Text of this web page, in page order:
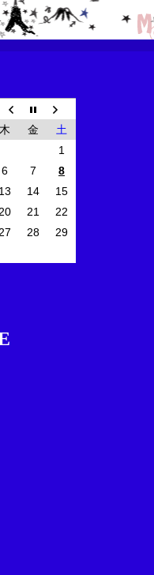
木 金
土
1
6 7
8
13 14
15
20 21
22
27 28
29